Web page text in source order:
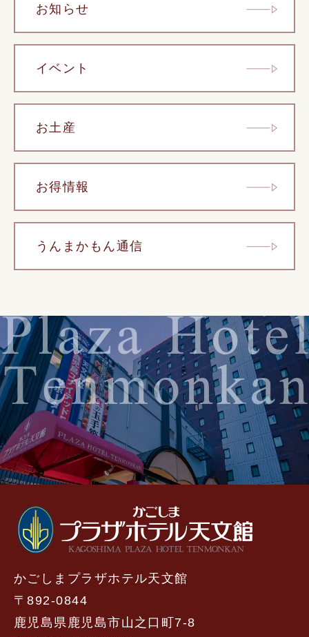
お知らせ
イベント
お土産
お得情報
うんまかもん通信
かごしまプラザホテル天文館
〒892-0844
鹿児島県鹿児島市山之口町7-8